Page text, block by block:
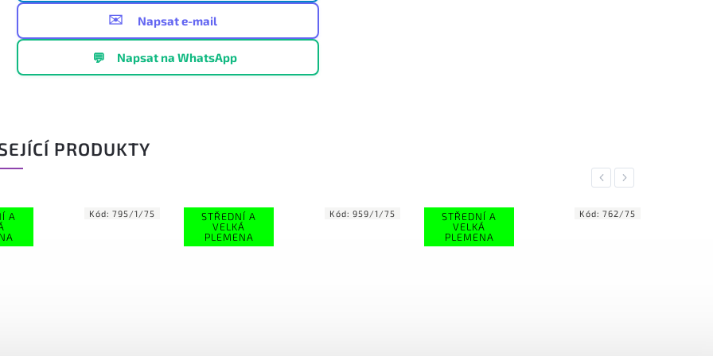
✉️ Napsat e-mail
💬 Napsat na WhatsApp
PRODUKTY
Previous
Kód:
STŘEDNÍ A
Kód:
STŘEDNÍ A
Kód:
STŘEDNÍ A
Next